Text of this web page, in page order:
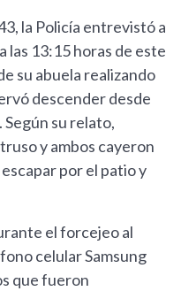
la Policía entrevistó a
las 13:15 horas de este
su abuela realizando
descender desde
su relato,
y ambos cayeron
por el patio y
el forcejeo al
celular Samsung
que fueron